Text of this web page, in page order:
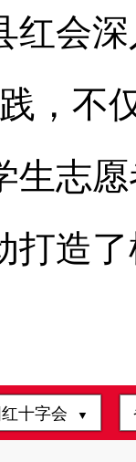
红会
，不
生志
打造
十字会 ▼